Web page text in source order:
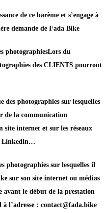
de ce barème et s’engage à
demande de Fada Bike
photographiesLors du
des CLIENTS pourront
des photographies sur lesquelles
de la communication
internet et sur les réseaux
Linkedin…
photographies sur lesquelles il
sur son site internet ou médias
avant le début de la prestation
l’adresse : contact@fada.bike